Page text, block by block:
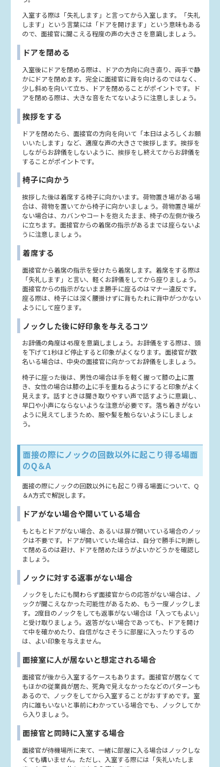
入室する際は「失礼します」と言ってから入室します。「失礼
します」という言葉には「ドアを開けます」という意味もある
ので、面接官に聞こえる程度の声の大きさを意識しましょう。
ドアを閉める
入室後にドアを閉める際は、ドアの方向に向き直り、両手で静
かにドアを閉めます。完全に面接官に背を向けるのではなく、
少し斜めを向いて立ち、ドアを閉めることがポイントです。ド
アを閉める際は、大きな音をたてないように注意しましょう。
挨拶をする
ドアを閉めたら、面接官の方向を向いて「本日はよろしくお願
いいたします」など、適度な声の大きさで挨拶します。挨拶を
しながらお辞儀をしないように、挨拶をし終えてからお辞儀を
することがポイントです。
椅子に向かう
挨拶した後は着席する椅子に向かいます。荷物置き場がある場
合は、荷物を置いてから椅子に向かいましょう。荷物置き場が
ない場合は、カバンやコートを抱えたまま、椅子の左側か後ろ
に立ちます。面接官からの着席の指示があるまでは座らないよ
うに注意しましょう。
着席する
面接官から着席の指示を受けたら着席します。着席をする際は
「失礼します」と言い、軽くお辞儀をしてから座りましょう。
面接官からの指示がないまま勝手に座るのはマナー違反です。
座る際は、椅子には深く腰掛けずに背もたれに背中がつかない
ようにして座ります。
ノックした後に好印象を与えるコツ
お辞儀の角度は45度を意識しましょう。お辞儀をする際は、頭
を下げて1秒ほど停止すると印象がよくなります。面接官が数
名いる場合は、中央の面接官に向かってお辞儀をしましょう。
椅子に座った後は、男性の場合は手を軽く握って膝の上に置
き、女性の場合は膝の上に手を重ねるようにすると印象がよく
見えます。話すときは聞き取りやすい声で話すように意識し、
早口や小声にならないような注意が必要です。落ち着きがない
ように見えてしまうため、服や髪を触らないようにしましょ
う。
面接の際にノックの回数以外に起こり得る場面
のQ＆A
面接の際にノックの回数以外にも起こり得る場面について、Q
＆A方式で解説します。
ドアがない場合や開いている場合
もともとドアがない場合、あるいは扉が開いている場合のノッ
クは不要です。ドアが開いていた場合は、自分で勝手に判断し
て閉めるのは避け、ドアを閉めたほうがよいかどうかを確認し
ましょう。
ノックに対する返事がない場合
ノックをしたにも関わらず面接官からの応答がない場合は、ノ
ックが聞こえなかった可能性があるため、もう一度ノックしま
す。2度目のノックをしても返事がない場合は「入ってもよい」
と受け取りましょう。返答がない場合であっても、ドアを開け
て中を確かめたり、自信がなさそうに部屋に入ったりするの
は、よい印象を与えません。
面接室に人が居ないと想定される場合
面接官が後から入室するケースもあります。面接官が居なくて
もほかの従業員が居た、死角で見えなかったなどのパターンも
あるので、ノックをしてから入室することがおすすめです。室
内に誰もいないと事前にわかっている場合でも、ノックしてか
ら入りましょう。
面接官と同時に入室する場合
面接官が待機場所に来て、一緒に部屋に入る場合はノックしな
くても構いません。ただし、入室する際には「失礼いたしま